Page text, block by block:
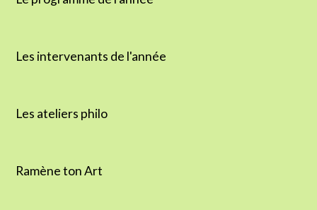
Les intervenants de l'année
Les ateliers philo
Ramène ton Art